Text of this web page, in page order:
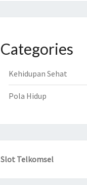
Categories
Kehidupan Sehat
Pola Hidup
Slot Telkomsel